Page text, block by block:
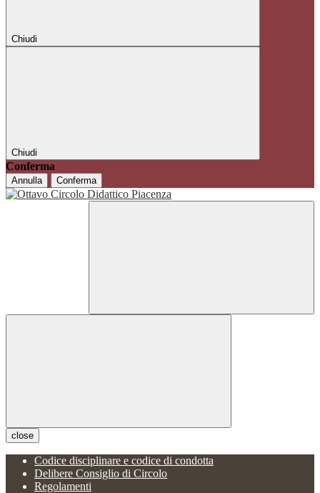
Chiudi
Chiudi
Conferma
Annulla Conferma
close
Codice disciplinare e codice di condotta
Delibere Consiglio di Circolo
Regolamenti